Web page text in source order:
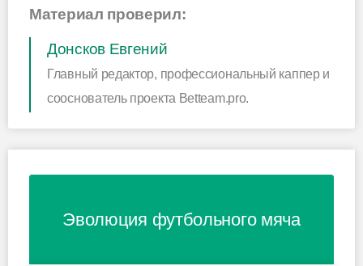
Материал проверил:
Донсков Евгений
Главный редактор, профессиональный каппер и
сооснователь проекта Betteam.pro.
Эволюция футбольного мяча